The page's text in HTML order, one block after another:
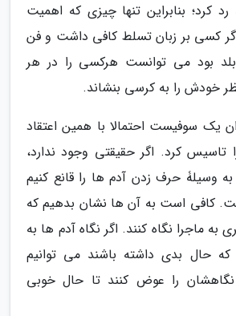
کرد؛ بنابراین تنها چیزی که اهمیت
کسی بر زبان تسلط کافی داشت و فن
بود می توانست هرکسی را در هر
خودش را به کرسی بنشاند.
یک سوفیست احتمالا با همین اعتقاد
تاسیس کرد. اگر حقیقتی وجود ندارد،
وسیلۀ حرف زدن آدم ها را قانع کنیم
کافی است به آن ها نشان بدهیم که
به ماجرا نگاه کنند. اگر نگاه آدم ها به
حال بدی داشته باشند می توانیم
نگاهشان را عوض کنند تا حال خوبی